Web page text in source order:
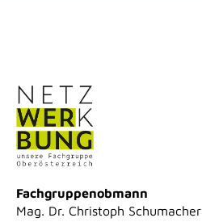
Fachgruppenobmann
Mag. Dr. Christoph Schumacher